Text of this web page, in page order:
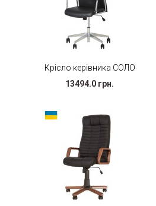
Крісло керівника СОЛО
13494.0 грн.